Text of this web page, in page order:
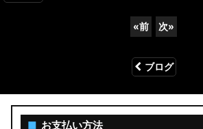
«前 次»
ブログ
■ お支払い方法